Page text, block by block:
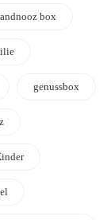
box
genussbox